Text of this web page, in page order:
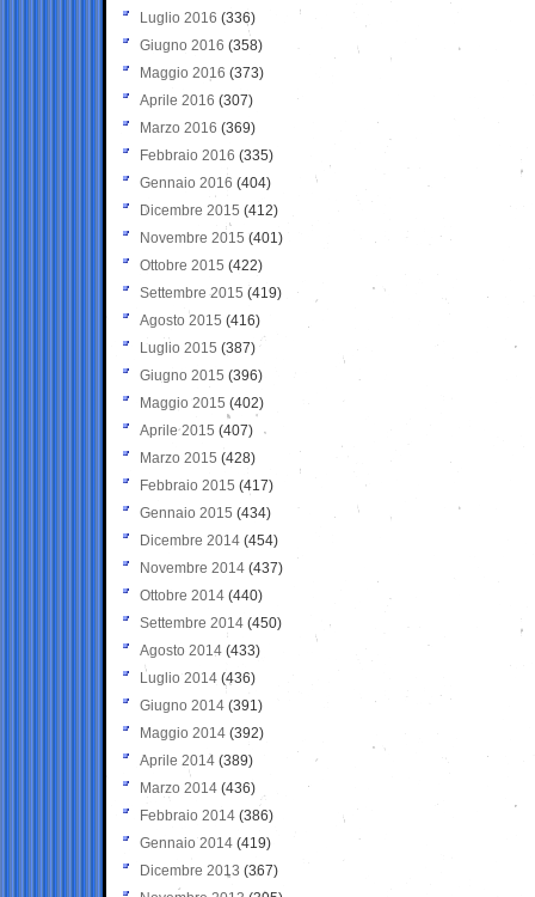
Luglio 2016 (336)
Giugno 2016 (358)
Maggio 2016 (373)
Aprile 2016 (307)
Marzo 2016 (369)
Febbraio 2016 (335)
Gennaio 2016 (404)
Dicembre 2015 (412)
Novembre 2015 (401)
Ottobre 2015 (422)
Settembre 2015 (419)
Agosto 2015 (416)
Luglio 2015 (387)
Giugno 2015 (396)
Maggio 2015 (402)
Aprile 2015 (407)
Marzo 2015 (428)
Febbraio 2015 (417)
Gennaio 2015 (434)
Dicembre 2014 (454)
Novembre 2014 (437)
Ottobre 2014 (440)
Settembre 2014 (450)
Agosto 2014 (433)
Luglio 2014 (436)
Giugno 2014 (391)
Maggio 2014 (392)
Aprile 2014 (389)
Marzo 2014 (436)
Febbraio 2014 (386)
Gennaio 2014 (419)
Dicembre 2013 (367)